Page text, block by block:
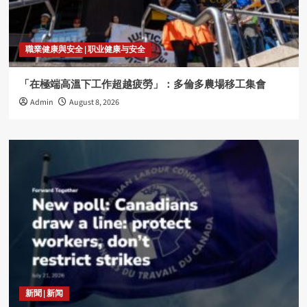
職業健康與安全 | 职业健康与安全
「在極端高溫下工作超越疲勞」：多倫多農場移工集會
Admin August 8, 2026
新聞 | 新闻